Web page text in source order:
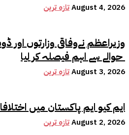
تازہ ترینAugust 4, 2026
وزیراعظم نےوفاقی وزارتوں اور
تازہ ترینAugust 3, 2026
ایم کیو ایم پاکستان میں
تازہ ترینAugust 2, 2026